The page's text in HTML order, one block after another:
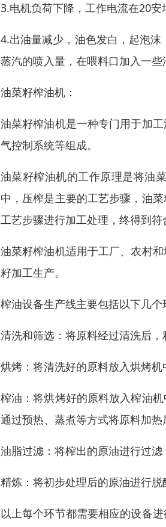
3.电机负荷下降，工作电流在20安
4.出油量减少，油色发白，起泡
蒸汽的喷入量，在喂料口加入一些
油菜籽榨油机：
油菜籽榨油机是一种专门用于加
气控制系统等组成。
油菜籽榨油机的工作原理是将油
中，压榨是主要的工艺步骤，油
工艺步骤进行加工处理，终得到符
油菜籽榨油机适用于工厂、农村
籽加工生产。
榨油设备生产线主要包括以下几个
清洗和筛选：将原料经过清洗后，
烘烤：将清洗好的原料放入烘烤机
榨油：将烘烤好的原料放入榨油
通过预热、蒸煮等方式将原料加热
油脂过滤：将榨出的原油进行过滤
精炼：将初步处理后的原油进行
以上每个环节都需要相应的设备